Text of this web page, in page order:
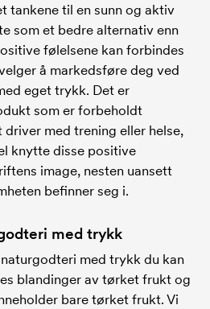
tankene til en sunn og aktiv
som et bedre alternativ enn
følelsene kan forbindes
å markedsføre deg ved
eget trykk. Det er
som er forbeholdt
med trening eller helse,
knytte disse positive
image, nesten uansett
befinner seg i.
med trykk
med trykk du kan
blandinger av tørket frukt og
bare tørket frukt. Vi